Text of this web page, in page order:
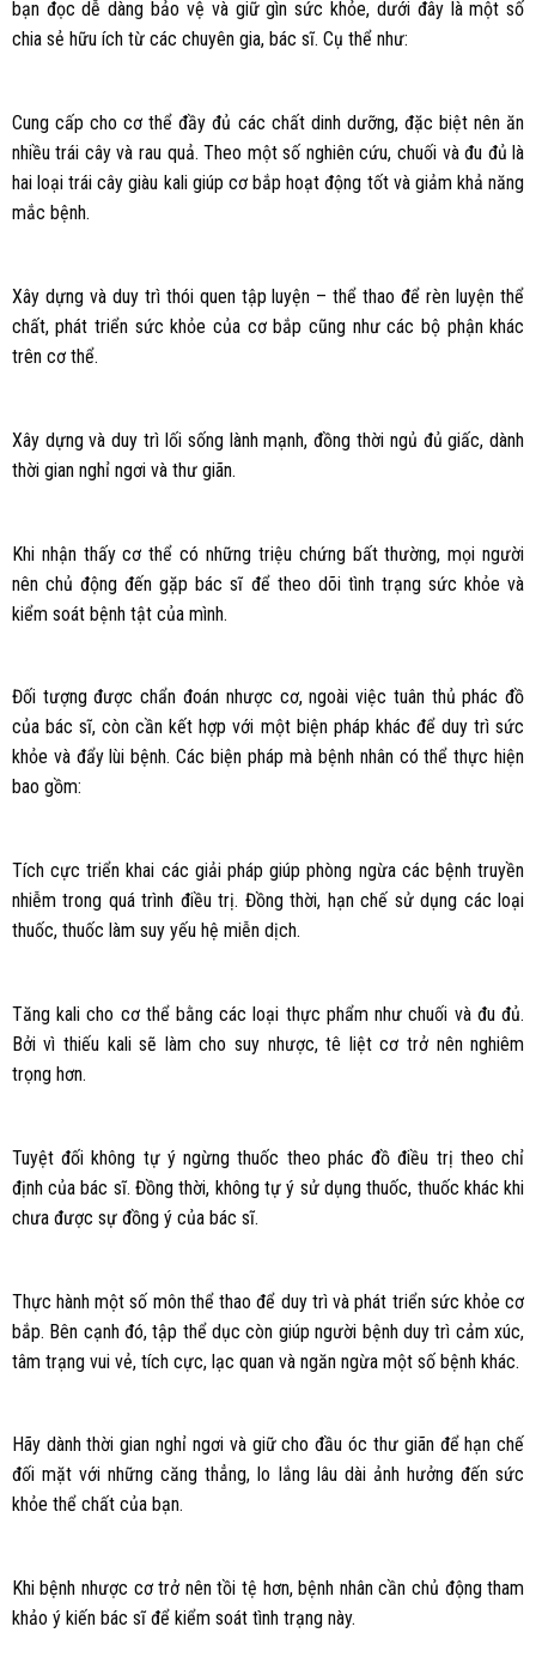
bạn đọc dễ dàng bảo vệ và giữ gìn sức khỏe, dưới đây là một số
chia sẻ hữu ích từ các chuyên gia, bác sĩ. Cụ thể như:
Cung cấp cho cơ thể đầy đủ các chất dinh dưỡng, đặc biệt nên ăn
nhiều trái cây và rau quả. Theo một số nghiên cứu, chuối và đu đủ là
hai loại trái cây giàu kali giúp cơ bắp hoạt động tốt và giảm khả năng
mắc bệnh.
Xây dựng và duy trì thói quen tập luyện – thể thao để rèn luyện thể
chất, phát triển sức khỏe của cơ bắp cũng như các bộ phận khác
trên cơ thể.
Xây dựng và duy trì lối sống lành mạnh, đồng thời ngủ đủ giấc, dành
thời gian nghỉ ngơi và thư giãn.
Khi nhận thấy cơ thể có những triệu chứng bất thường, mọi người
nên chủ động đến gặp bác sĩ để theo dõi tình trạng sức khỏe và
kiểm soát bệnh tật của mình.
Đối tượng được chẩn đoán nhược cơ, ngoài việc tuân thủ phác đồ
của bác sĩ, còn cần kết hợp với một biện pháp khác để duy trì sức
khỏe và đẩy lùi bệnh. Các biện pháp mà bệnh nhân có thể thực hiện
bao gồm:
Tích cực triển khai các giải pháp giúp phòng ngừa các bệnh truyền
nhiễm trong quá trình điều trị. Đồng thời, hạn chế sử dụng các loại
thuốc, thuốc làm suy yếu hệ miễn dịch.
Tăng kali cho cơ thể bằng các loại thực phẩm như chuối và đu đủ.
Bởi vì thiếu kali sẽ làm cho suy nhược, tê liệt cơ trở nên nghiêm
trọng hơn.
Tuyệt đối không tự ý ngừng thuốc theo phác đồ điều trị theo chỉ
định của bác sĩ. Đồng thời, không tự ý sử dụng thuốc, thuốc khác khi
chưa được sự đồng ý của bác sĩ.
Thực hành một số môn thể thao để duy trì và phát triển sức khỏe cơ
bắp. Bên cạnh đó, tập thể dục còn giúp người bệnh duy trì cảm xúc,
tâm trạng vui vẻ, tích cực, lạc quan và ngăn ngừa một số bệnh khác.
Hãy dành thời gian nghỉ ngơi và giữ cho đầu óc thư giãn để hạn chế
đối mặt với những căng thẳng, lo lắng lâu dài ảnh hưởng đến sức
khỏe thể chất của bạn.
Khi bệnh nhược cơ trở nên tồi tệ hơn, bệnh nhân cần chủ động tham
khảo ý kiến bác sĩ để kiểm soát tình trạng này.